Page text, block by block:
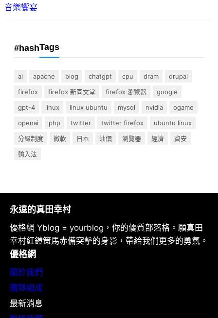
音樂饗宴
#hashTags
ai apache blog chatgpt cpu dram
drupal
firefox
firefox 新同文堂 firefox 瀏覽器
google
gpt-4
linux linux ubuntu mysql nvidia
ogame
openai
php twitter twitter firefox
ubuntu linux
分級制度
微軟 日本 油價 瀏覽器 經濟
資安
輸入法
永遠的真田幸村
優格網 Yblog = yourblog，你的優質部落格。願真田
幸村紅鎧策馬赤備突擊的身影，帶給我們更多的勇氣。
優格網
關於我們
團隊組成
最新消息